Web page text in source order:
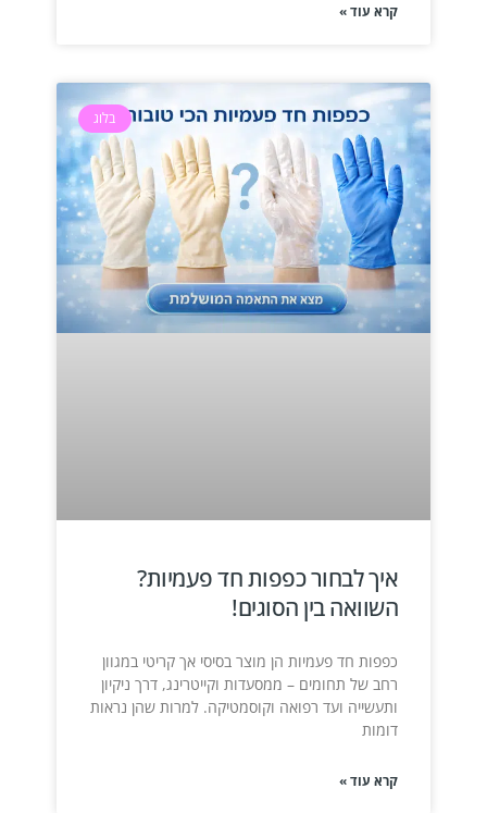
קרא עוד »
בלוג
איך לבחור כפפות חד פעמיות?
השוואה בין הסוגים!
כפפות חד פעמיות הן מוצר בסיסי אך קריטי במגוון
רחב של תחומים – ממסעדות וקייטרינג, דרך ניקיון
ותעשייה ועד רפואה וקוסמטיקה. למרות שהן נראות
דומות
קרא עוד »